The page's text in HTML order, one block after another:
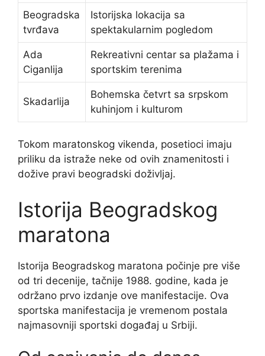
Beogradska
tvrđava
Istorijska lokacija sa
spektakularnim pogledom
Ada
Ciganlija
Rekreativni centar sa plažama i
sportskim terenima
Skadarlija
Bohemska četvrt sa srpskom
kuhinjom i kulturom
Tokom maratonskog vikenda, posetioci imaju
priliku da istraže neke od ovih znamenitosti i
dožive pravi beogradski doživljaj.
Istorija Beogradskog
maratona
Istorija Beogradskog maratona počinje pre više
od tri decenije, tačnije 1988. godine, kada je
održano prvo izdanje ove manifestacije. Ova
sportska manifestacija je vremenom postala
najmasovniji sportski događaj u Srbiji.